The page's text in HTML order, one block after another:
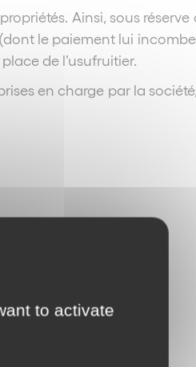
Ainsi, sous réserve
le paiement lui
de l’usufruitier.
en charge par la
to activate